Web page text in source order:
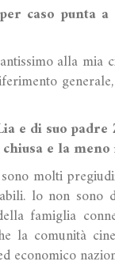
caso punta a
alla mia
e di suo
e la
molti
lo non sono
famiglia
la comunità
economico